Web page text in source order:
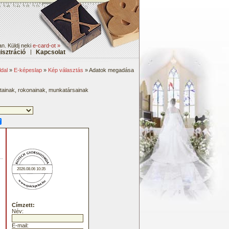
Küldj nekie-card-ot »
| Kapcsolat
» E-képeslap » Kép választás » Adatok megadása
rokonainak, munkatársainak
2026.08.06 10:35
Címzett:
Név:
E-mail: